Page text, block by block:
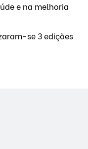
e na melhoria
se 3 edições